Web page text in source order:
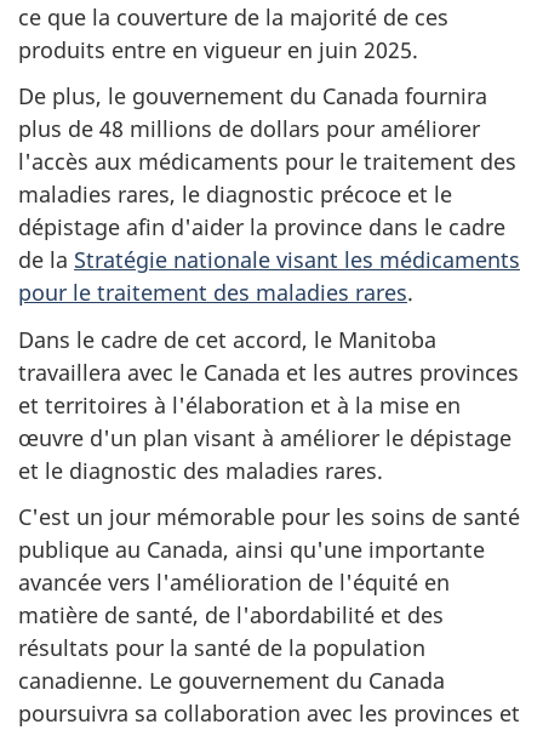
ce que la couverture de la majorité de ces
produits entre en vigueur en juin 2025.
De plus, le gouvernement du Canada fournira
plus de 48 millions de dollars pour améliorer
l'accès aux médicaments pour le traitement des
maladies rares, le diagnostic précoce et le
dépistage afin d'aider la province dans le cadre
de la Stratégie nationale visant les médicaments
pour le traitement des maladies rares.
Dans le cadre de cet accord, le Manitoba
travaillera avec le Canada et les autres provinces
et territoires à l'élaboration et à la mise en
œuvre d'un plan visant à améliorer le dépistage
et le diagnostic des maladies rares.
C'est un jour mémorable pour les soins de santé
publique au Canada, ainsi qu'une importante
avancée vers l'amélioration de l'équité en
matière de santé, de l'abordabilité et des
résultats pour la santé de la population
canadienne. Le gouvernement du Canada
poursuivra sa collaboration avec les provinces et